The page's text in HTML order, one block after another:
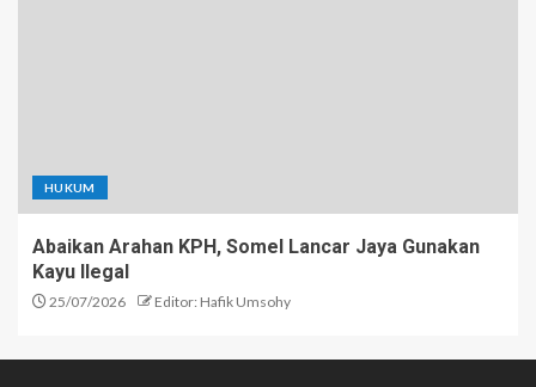
HUKUM
Abaikan Arahan KPH, Somel Lancar Jaya Gunakan
Kayu Ilegal
25/07/2026 Editor: Hafik Umsohy